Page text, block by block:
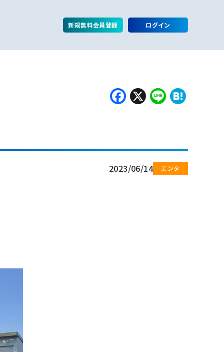
新規無料会員登録 ログイン
Facebook
X Line
2023/06/14